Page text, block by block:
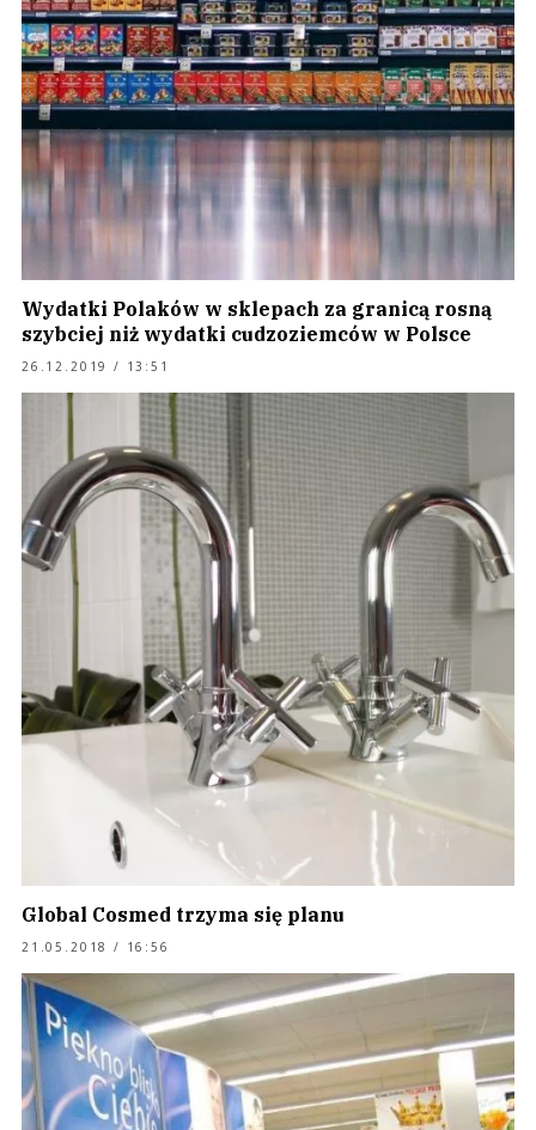
Wydatki Polaków w sklepach za granicą rosną
szybciej niż wydatki cudzoziemców w Polsce
26.12.2019 / 13:51
Global Cosmed trzyma się planu
21.05.2018 / 16:56